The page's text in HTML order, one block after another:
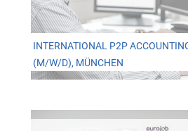
INTERNATIONAL P2P
(M/W/D), MÜNCHEN